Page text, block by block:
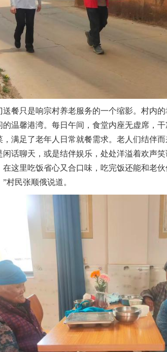
只是响宗村养老服务的一个缩影。村内的
的温馨港湾。每日午间，食堂内座无虚席，
，满足了老年人日常就餐需求。老人们结伴而
闲话聊天，或是结伴娱乐，处处洋溢着欢声
在这里吃饭省心又合口味，吃完饭还能和老
村民张顺俄说道。